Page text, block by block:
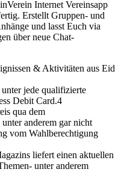
Internet Vereinsapp
Erstellt Gruppen- und
und lasst Euch via
über neue Chat-
& Aktivitäten aus Eid
jede qualifizierte
Debit Card.4
qua dem
anderem gar nicht
vom Wahlberechtigung
liefert einen aktuellen
unter anderem